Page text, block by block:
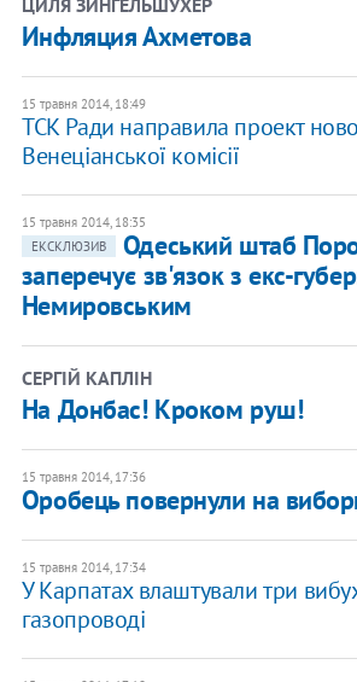
ЦИЛЯ ЗИНГЕЛЬШУХЕР
Инфляция Ахметова
15 травня 2014, 18:49
ТСК Ради направила проект
Венеціанської комісії
15 травня 2014, 18:35
ЕКСКЛЮЗИВ
Одеський штаб
заперечує зв'язок з екс-
Немировським
СЕРГІЙ КАПЛІН
На Донбас! Кроком руш!
15 травня 2014, 17:36
Оробець повернули на
15 травня 2014, 17:34
У Карпатах влаштували три
газопроводі